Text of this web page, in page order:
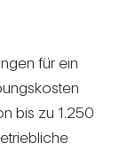
für ein
bis zu 1.250